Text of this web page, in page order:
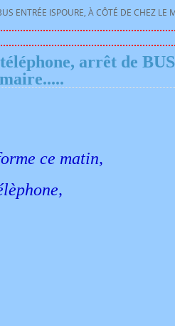
ENTRÉE ISPOURE, À CÔTÉ DE CHEZ LE
arrêt de BUS
ce matin,